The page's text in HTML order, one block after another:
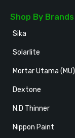
Shop By Brands
Sika
Solarlite
Mortar Utama (MU)
Dextone
N.D Thinner
Nippon Paint